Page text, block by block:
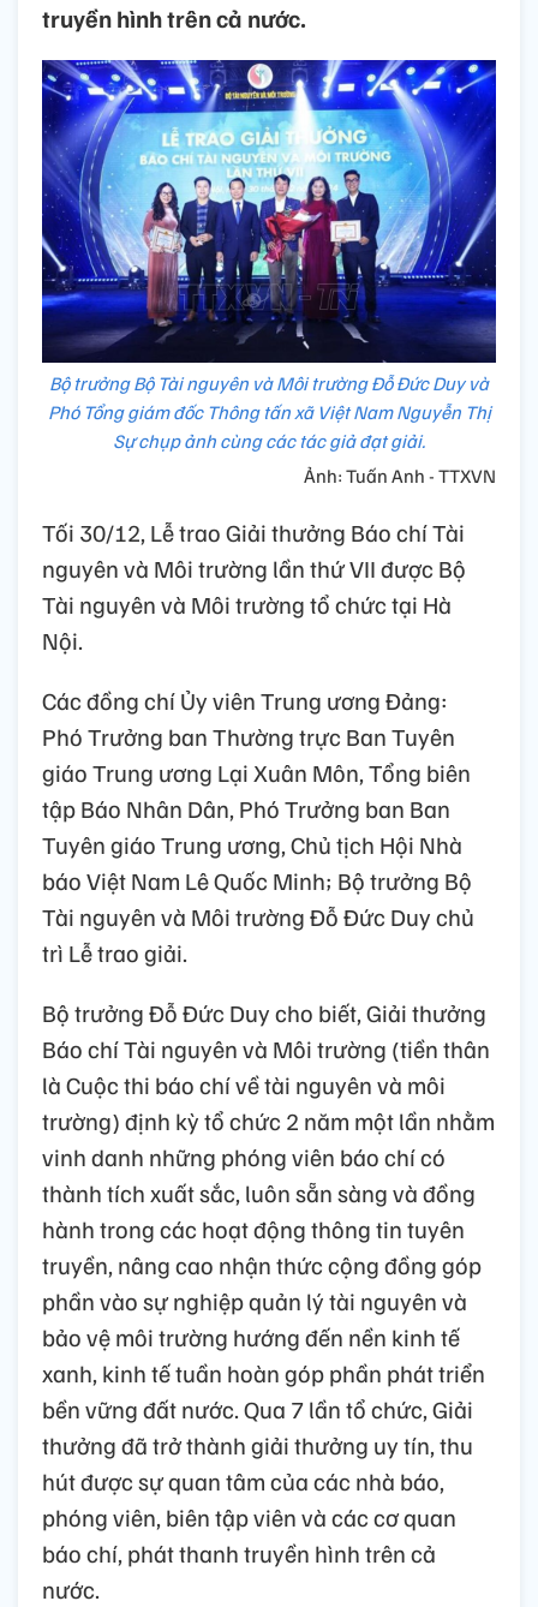
truyền hình trên cả nước.
Bộ trưởng Bộ Tài nguyên và Môi trường Đỗ Đức Duy và
Phó Tổng giám đốc Thông tấn xã Việt Nam Nguyễn Thị
Sự chụp ảnh cùng các tác giả đạt giải.
Ảnh: Tuấn Anh - TTXVN
Tối 30/12, Lễ trao Giải thưởng Báo chí Tài
nguyên và Môi trường lần thứ VII được Bộ
Tài nguyên và Môi trường tổ chức tại Hà
Nội.
Các đồng chí Ủy viên Trung ương Đảng:
Phó Trưởng ban Thường trực Ban Tuyên
giáo Trung ương Lại Xuân Môn, Tổng biên
tập Báo Nhân Dân, Phó Trưởng ban Ban
Tuyên giáo Trung ương, Chủ tịch Hội Nhà
báo Việt Nam Lê Quốc Minh; Bộ trưởng Bộ
Tài nguyên và Môi trường Đỗ Đức Duy chủ
trì Lễ trao giải.
Bộ trưởng Đỗ Đức Duy cho biết, Giải thưởng
Báo chí Tài nguyên và Môi trường (tiền thân
là Cuộc thi báo chí về tài nguyên và môi
trường) định kỳ tổ chức 2 năm một lần nhằm
vinh danh những phóng viên báo chí có
thành tích xuất sắc, luôn sẵn sàng và đồng
hành trong các hoạt động thông tin tuyên
truyền, nâng cao nhận thức cộng đồng góp
phần vào sự nghiệp quản lý tài nguyên và
bảo vệ môi trường hướng đến nền kinh tế
xanh, kinh tế tuần hoàn góp phần phát triển
bền vững đất nước. Qua 7 lần tổ chức, Giải
thưởng đã trở thành giải thưởng uy tín, thu
hút được sự quan tâm của các nhà báo,
phóng viên, biên tập viên và các cơ quan
báo chí, phát thanh truyền hình trên cả
nước.